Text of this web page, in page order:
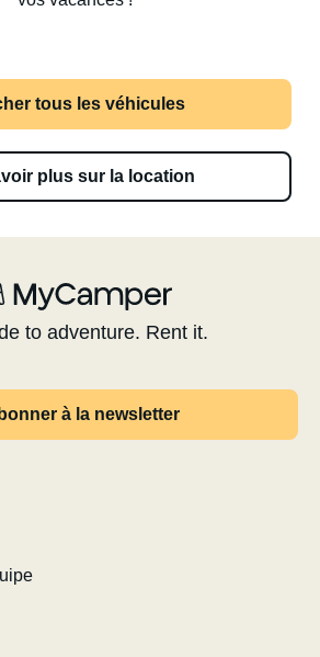
tous les véhicules
plus sur la location
to adventure. Rent it.
à la newsletter